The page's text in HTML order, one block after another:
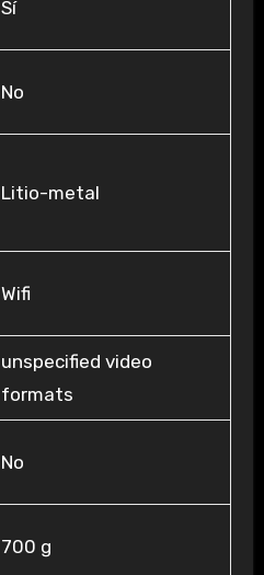
‎Sí
‎No
‎Litio-metal
‎Wifi
‎unspecified video
formats
‎No
‎700 g